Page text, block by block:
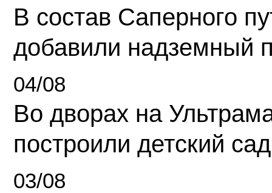
В состав Саперного
добавили надземный
04/08
Во дворах на
построили детский сад
03/08